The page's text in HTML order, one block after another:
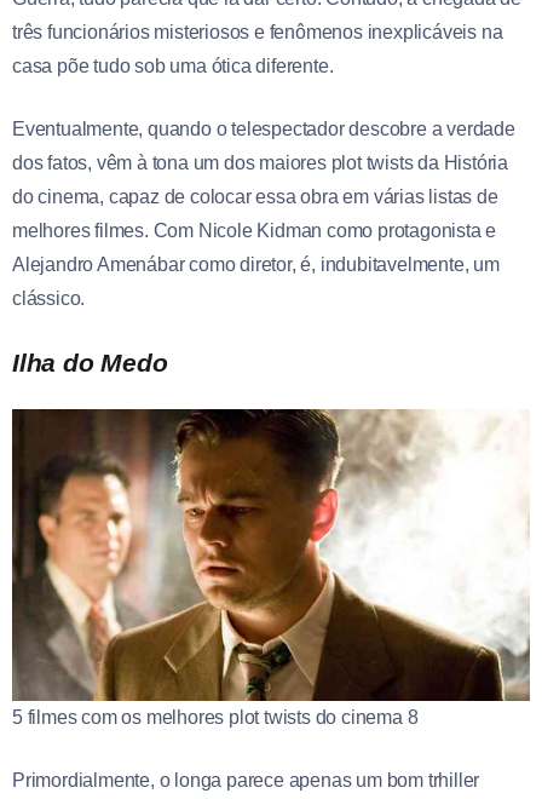
três funcionários misteriosos e fenômenos inexplicáveis na
casa põe tudo sob uma ótica diferente.
Eventualmente, quando o telespectador descobre a verdade
dos fatos, vêm à tona um dos maiores plot twists da História
do cinema, capaz de colocar essa obra em várias listas de
melhores filmes. Com Nicole Kidman como protagonista e
Alejandro Amenábar como diretor, é, indubitavelmente, um
clássico.
Ilha do Medo
5 filmes com os melhores plot twists do cinema 8
Primordialmente, o longa parece apenas um bom trhiller